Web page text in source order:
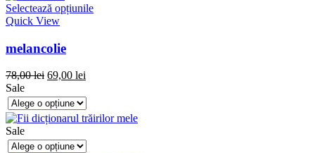
Selectează opțiunile
Quick View
melancolie
78,00lei 69,00 lei
Sale
Sale